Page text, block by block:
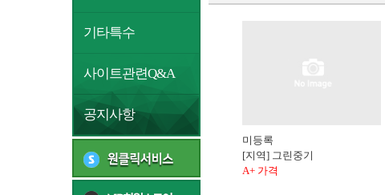
기타특수
사이트관련Q&A
공지사항
미등록
[지역] 그린중기
A+ 가격